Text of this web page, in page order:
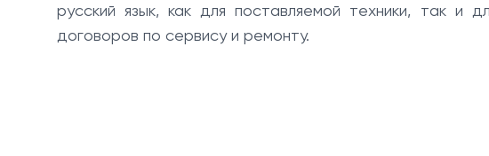
русский язык, как для поставляемой техники, так и
договоров по сервису и ремонту.